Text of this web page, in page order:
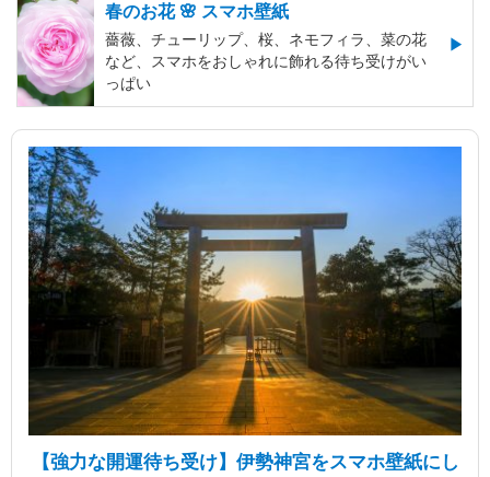
春のお花 🌸 スマホ壁紙
薔薇、チューリップ、桜、ネモフィラ、菜の花
など、スマホをおしゃれに飾れる待ち受けがい
っぱい
【強力な開運待ち受け】伊勢神宮をスマホ壁紙にし